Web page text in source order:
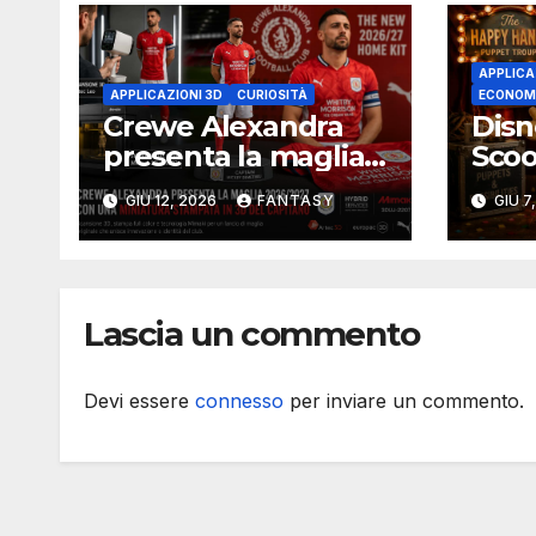
APPLICAZIONI 3D CURIOSITÀ
Crewe Alexandra
presenta la maglia
2026/2027 con una
miniatura 3D del
capitano
GIU 12, 2026 FANTASY
suGIU
Lascia un commento
Devi essere connesso per inviare un commento.